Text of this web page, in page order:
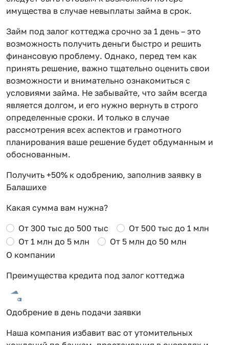
имущества в случае невыплаты займа в срок.
Займ под залог коттеджа срочно за 1 день – это
возможность получить деньги быстро и решить
финансовую проблему. Однако, перед тем как
принять решение, важно тщательно оценить свои
возможности и внимательно ознакомиться с
условиями займа. Не забывайте, что займ всегда
является долгом, и его нужно вернуть в строго
определенные сроки. И только в случае
рассмотрения всех аспектов и грамотного
планирования ваше решение будет обдуманным и
обоснованным.
Получить +50% к одобрению, заполнив заявку в
Балашихе
Какая сумма вам нужна?
От 300 тыс до 500 тыс
От 500 тыс до 1 млн
От 1 млн до 5 млн
От 5 млн до 50 млн
О компании
Преимущества кредита под залог коттеджа
Одобрение в день подачи заявки
Наша компания избавит вас от утомительных